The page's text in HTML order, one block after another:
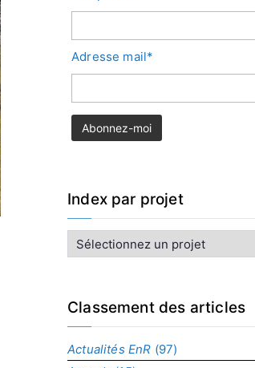
Adresse mail*
Index par projet
n
x
r
Classement des articles
Actualités EnR (97)